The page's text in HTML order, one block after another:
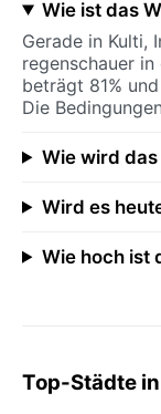
Wie ist das
Gerade in Kulti,
regenschauer
beträgt 81%
Die
Wie wird
Wird es
Wie hoch ist
Top-Städte